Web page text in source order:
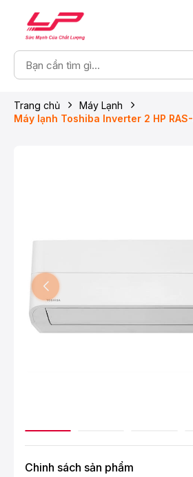
Trang chủ
Máy Lạnh
Máy lạnh Toshiba Inverter 2 HP
Chinh sách sản phẩm